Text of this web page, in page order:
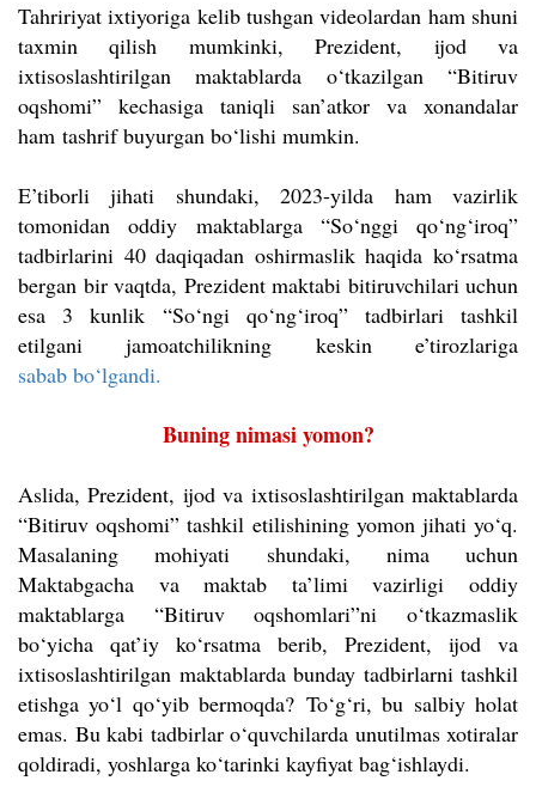
Tahririyat ixtiyoriga kelib tushgan videolardan ham shuni
taxmin qilish mumkinki, Prezident, ijod va
ixtisoslashtirilgan maktablarda o‘tkazilgan “Bitiruv
oqshomi” kechasiga taniqli san’atkor va xonandalar
ham tashrif buyurgan bo‘lishi mumkin.
E’tiborli jihati shundaki, 2023-yilda ham vazirlik
tomonidan oddiy maktablarga “So‘nggi qo‘ng‘iroq”
tadbirlarini 40 daqiqadan oshirmaslik haqida ko‘rsatma
bergan bir vaqtda, Prezident maktabi bitiruvchilari uchun
esa 3 kunlik “So‘ngi qo‘ng‘iroq” tadbirlari tashkil
etilgani jamoatchilikning keskin e’tirozlariga
sabab bo‘lgandi.
Buning nimasi yomon?
Aslida, Prezident, ijod va ixtisoslashtirilgan maktablarda
“Bitiruv oqshomi” tashkil etilishining yomon jihati yo‘q.
Masalaning mohiyati shundaki, nima uchun
Maktabgacha va maktab ta’limi vazirligi oddiy
maktablarga “Bitiruv oqshomlari”ni o‘tkazmaslik
bo‘yicha qat’iy ko‘rsatma berib, Prezident, ijod va
ixtisoslashtirilgan maktablarda bunday tadbirlarni tashkil
etishga yo‘l qo‘yib bermoqda? To‘g‘ri, bu salbiy holat
emas. Bu kabi tadbirlar o‘quvchilarda unutilmas xotiralar
qoldiradi, yoshlarga ko‘tarinki kayfiyat bag‘ishlaydi.